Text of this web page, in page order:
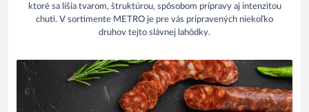
ktoré sa líšia tvarom, štruktúrou, spôsobom prípravy aj intenzitou
chuti. V sortimente METRO je pre vás pripravených niekoľko
druhov tejto slávnej lahôdky.